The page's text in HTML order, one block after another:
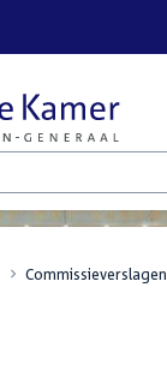
Commissieverslagen